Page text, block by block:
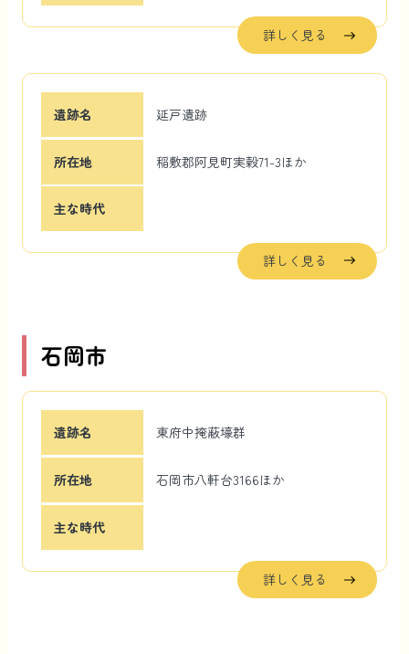
詳しく見る
遺跡名 延戸遺跡
所在地 稲敷郡阿見町実穀71-3ほか
主な時代
詳しく見る
石岡市
遺跡名 東府中掩蔽壕群
所在地 石岡市八軒台3166ほか
主な時代
詳しく見る